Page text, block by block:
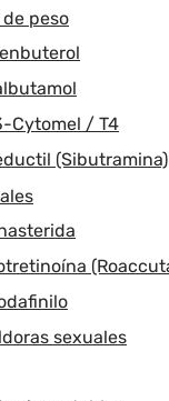
peso
Cytomel / T4
(Sibutramina)
sexuales